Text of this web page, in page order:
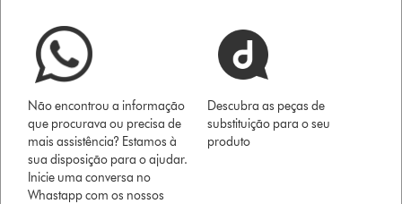
Não encontrou a informação
que procurava ou precisa de
mais assistência? Estamos à
sua disposição para o ajudar.
Inicie uma conversa no
Whastapp com os nossos
Descubra as peças de
substituição para o seu
produto